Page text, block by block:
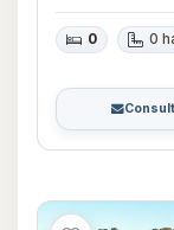
0 0